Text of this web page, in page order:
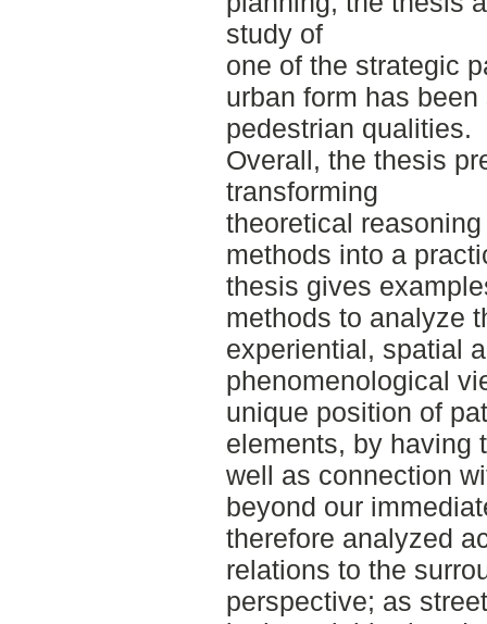
study of
one of the strategic
urban form has
pedestrian qualities.
Overall, the thesis
transforming
theoretical
methods into a
thesis gives
methods to analyze
experiential, spatial
phenomenological
unique position of
elements, by having
well as connection
beyond our
therefore analyzed
relations to the
perspective; as